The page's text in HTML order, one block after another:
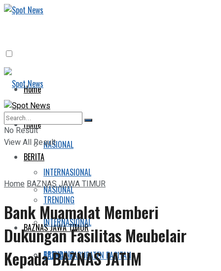
Home
BERITA
NASIONAL
INTERNASIONAL
TRENDING
BAZNAS JAWA TIMUR
BAZNAS KABUPATEN PACITAN
Home
BERITA
NASIONAL
INTERNASIONAL
TRENDING
No Result
View All Result
HomeBAZNAS JAWA TIMUR
Bank Muamalat Memberi
Dukungan Fasilitas Meubelair
Kepada BAZNAS JATIM